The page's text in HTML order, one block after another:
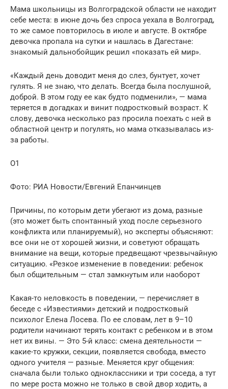
Мама школьницы из Волгоградской области не находит
себе места: в июне дочь без спроса уехала в Волгоград,
то же самое повторилось в июле и августе. В октябре
девочка пропала на сутки и нашлась в Дагестане:
знакомый дальнобойщик решил «показать ей мир».
«Каждый день доводит меня до слез, бунтует, хочет
гулять. Я не знаю, что делать. Всегда была послушной,
доброй. В этом году ее как будто подменили», — мама
теряется в догадках и винит подростковый возраст. К
слову, девочка несколько раз просила поехать с ней в
областной центр и погулять, но мама отказывалась из-
за работы.
О1
Фото: РИА Новости/Евгений Епанчинцев
Причины, по которым дети убегают из дома, разные
(это может быть спонтанный уход после серьезного
конфликта или планируемый), но эксперты объясняют:
все они не от хорошей жизни, и советуют обращать
внимание на вещи, которые предвещают чрезвычайную
ситуацию. «Резкое изменение в поведении: ребенок
был общительным — стал замкнутым или наоборот
Какая-то неловкость в поведении, — перечисляет в
беседе с «Известиями» детский и подростковый
психолог Елена Лосева. По ее словам, лет в 9–10
родители начинают терять контакт с ребенком и в этом
нет их вины. — Это 5-й класс: смена деятельности —
какие-то кружки, секции, появляется свобода, вместо
одного учителя — разные. Меняется круг общения:
сначала были только одноклассники и три соседа, а тут
по мере роста можно не только в свой двор ходить, а